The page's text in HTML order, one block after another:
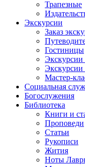
Трапезные
Экскурсии
Заказ
Гостиницы
Экскурсии
Экскурсии
Мастер-
Социальная
Богослужения
Библиотека
Книги и
Проповеди
Статьи
Рукописи
Жития
Ноты